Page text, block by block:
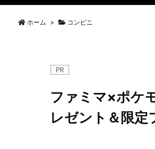
ホーム > コンビニ
ファミマ×ポケ
レゼント＆限定